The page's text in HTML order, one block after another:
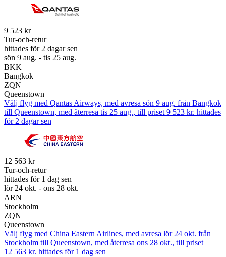
9 523 kr
Tur-och-retur
hittades för 2 dagar sen
sön 9 aug. - tis 25 aug.
BKK
Bangkok
ZQN
Queenstown
Välj flyg med Qantas Airways, med avresa sön 9 aug. från Bangkok
till Queenstown, med återresa tis 25 aug., till priset 9 523 kr. hittades
för 2 dagar sen
12 563 kr
Tur-och-retur
hittades för 1 dag sen
lör 24 okt. - ons 28 okt.
ARN
Stockholm
ZQN
Queenstown
Välj flyg med China Eastern Airlines, med avresa lör 24 okt. från
Stockholm till Queenstown, med återresa ons 28 okt., till priset
12 563 kr. hittades för 1 dag sen